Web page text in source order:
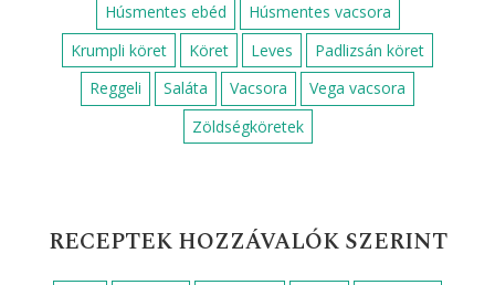
Húsmentes ebéd
Húsmentes vacsora
Krumpli köret
Köret Leves
Padlizsán köret
Reggeli
Saláta Vacsora
Vega vacsora
Zöldségköretek
RECEPTEK HOZZÁVALÓK SZERINT